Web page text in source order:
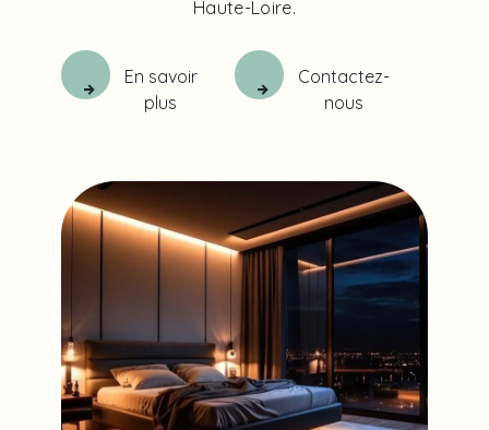
Haute-Loire.
En savoir
plus
Contactez-
nous